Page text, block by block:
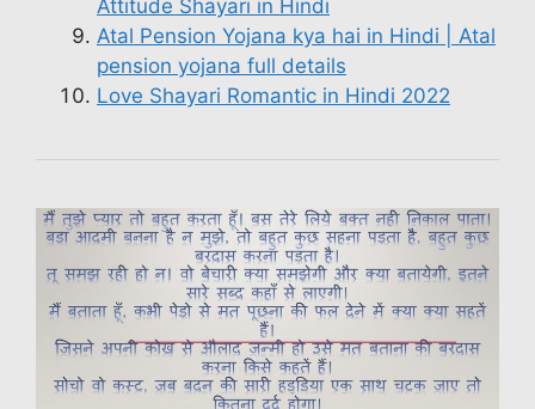
Attitude Shayari in Hindi
Atal Pension Yojana kya hai in Hindi | Atal
pension yojana full details
Love Shayari Romantic in Hindi 2022